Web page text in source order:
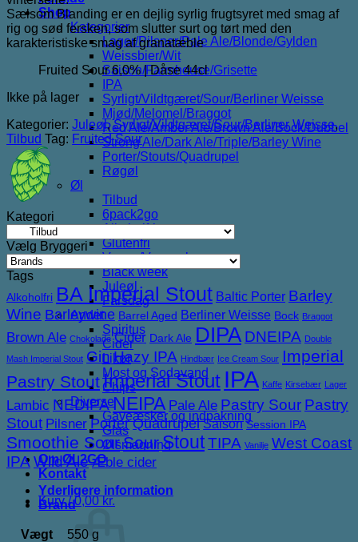
Shop
Kategorier
Lager/Pilsner/Pale Ale/Blonde/Gylden
Weissbier/Wit
Saison/Farmhouse/Grisette
IPA
Syrligt/Vildtgæret/Sour/Berliner Weisse
Mjød/Melomel/Braggot
Red Ale/Amber Ale/Brown Ale/Bock/Dubbel
Strong Ale/Dark Ale/Triple/Barley Wine
Porter/Stouts/Quadrupel
Røgøl
Øl
Tilbud
6pack2go
Alkoholfri
Glutenfri
Vegan/Vegansk
Black week
Juleøl
Farsdag
Andet
Spiritus
Cider
Likør
Most og Sodavand
Chips
Diverse
Gaveæsker og indpakning
Glas
Ølsmagning
Om ØL2GO
Kontakt
Kurv /0,00kr.
55,00 kr..40,00 kr..
Sælsom Blanding er en dejlig syrlig frugtsyret med smag af
rig og sød fersken, som slutter surt og tørt med den
karakteristiske smag af granatæble
Fruited Sour 6,0% | Dåse 44cl
Ikke på lager
Kategorier: Juleøl,Syrligt/Vildtgæret/Sour/Berliner Weisse,
Tilbud Tag: Fruited Sour
Kategori
Vælg Bryggeri
Tags
Alkoholfri BA Imperial Stout Baltic Porter Barley
Wine Barleywine Barrel Aged Berliner Weisse Bock Braggot
Brown Ale Chokolade Cider Dark Ale DIPA DNEIPA Double
Mash Imperial Stout Gin Hazy IPA Hindbær Ice Cream Sour Imperial
Pastry StoutImperial Stout IPA Kaffe Kirsebær Lager
Lambic NEDIPANEIPA Pale Ale Pastry Sour Pastry
Stout Pilsner Porter Quadrupel Saison Session IPA
Smoothie SourSourStoutTIPA Vanilje West Coast
IPA Wild Ale Æble cider
Yderligere information
Brand
Vægt
550 g